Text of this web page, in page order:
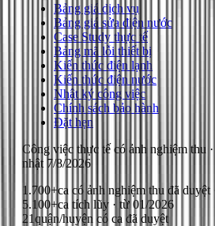
Bảng giá dịch vụ
Bảng giá sửa điện nước
Case Study thực tế
Bảng mã lỗi thiết bị
Kiến thức điện lạnh
Kiến thức điện nước
Nhật ký công việc
Chính sách bảo hành
Đặt hẹn
Công việc thực tế có ảnh nghiệm thu
nhật 7/8/2026
1.700+ca có ảnh nghiệm thu đã duyệt
5.100+ca tích lũy · từ 01/2026
21quận/huyện có ca đã duyệt